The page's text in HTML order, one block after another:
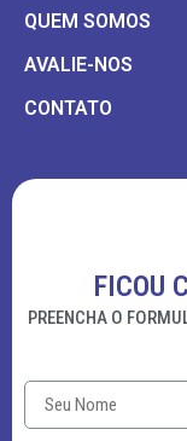
QUEM SOMOS
AVALIE-NOS
CONTATO
FICOU
PREENCHA O